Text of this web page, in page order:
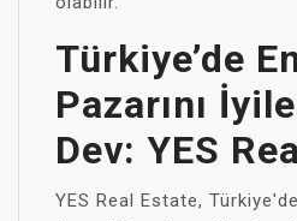
Türkiye’de
Pazarını
Dev: YES
YES Real Estate,